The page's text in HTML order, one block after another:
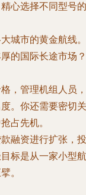
心选择不同型号的
城市的黄金航线。
的国际长途市场？
，管理机组人员，
。你还需要密切关
占先机。
融资进行扩张，投
标是从一家小型航
。